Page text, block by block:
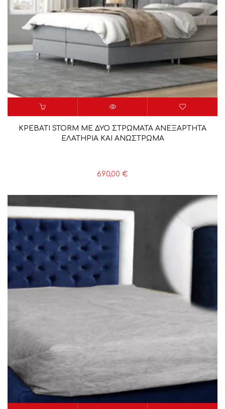
ΚΡΕΒΑΤΙ STORM ΜΕ ΔΥΟ ΣΤΡΩΜΑΤΑ ΑΝΕΞΑΡΤΗΤΑ
ΕΛΑΤΗΡΙΑ ΚΑΙ ΑΝΩΣΤΡΩΜΑ
690,00 €